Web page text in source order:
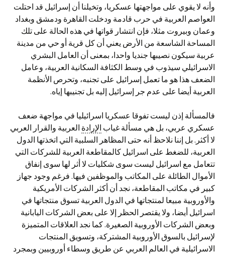
وأنه لا يقوي على مواجهتها عسكريا، وتخيلنا أن إسرائيل قد احتلت
العواصم العربية في حرب قادمة ودخلت القاهرة ودمشق وبغداد
وعمان وبيروت مثلا، فإن انتشار قواتها في هذه الحالة على تلك
المساحة الشاسعة من الأرض يعني أن كل قرية أو حي من مدينة
عربية سيكون نصيبها جنديا واحدا، بمعنى أن العامل البشري
الاسرائيلي سيذوب في وسط الكثافة السكانية العربية، وعامل
الضعف هذا هو ما تعمل إسرائیل علی تجنبه، وتحرص الأنظمة
العربية أيضا على عدم جر إسرائيل إليه بل تجنيبها إياه.
فالمسألة إذن ليست تفوقا عسكريا اسرائيليا في مواجهة ضعف
عسكري عربي، بل هي مسألة غياب الإرادة العربية والقرار العربي
لا أكثر. بل إننا نلاحظ أنه حتى المظاهر السلبية التي اتخذتها الدول
العربية، للضغط على اسرائيل كالمقاطعة العربية للشركات التي
تتعامل مع اسرائيل ليست سوى شكليات لا أثر لها سوى إنفاق
الأموال الطائلة على المكاتب والموظفين فيها. فرغم وجود جهاز
كبير في مكاتب المقاطعة، نجد أن أكثر الشركات الأمريكية
والأوروبية مبيعا لمنتجاتها في الدول العربية تسوق منتجاتها في
اسرائيل أيضا، ولا يقتصر الحظر إلا على بعض الشركات اليابانية
وبعض الشركات الأوروبية الصغيرة. كما نجد العلاقات المتميزة
لإسرائيل بالسوق الأوروبية المشتركة، وتسويق المنتجات
الاسرائيلية في العالم العربي عن طريق وسطاء أوروبيين وبمجرد